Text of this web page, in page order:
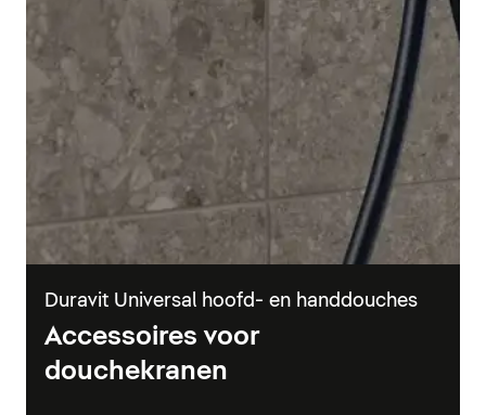
Duravit Universal hoofd- en handdouches
Accessoires voor
douchekranen